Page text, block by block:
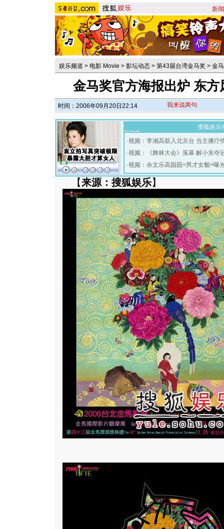
新闻
娱乐频道 > 电影 Movie > 影坛动态 > 第43届台湾金马奖 > 金
金马奖官方海报出炉 东
时间：2006年09月20日22:14 我来说两句
搜狐娱乐
·视频：李湘高薪入北京台 当主播疗
·视频：《舞林大会》落幕 解小东夺
·视频：余文乐高园园<男才女貌>曝
【来源：搜狐娱乐】